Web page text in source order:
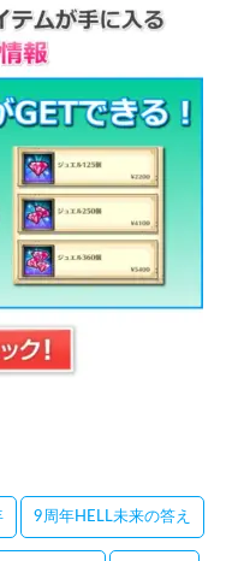
9周年HELL未来の答え